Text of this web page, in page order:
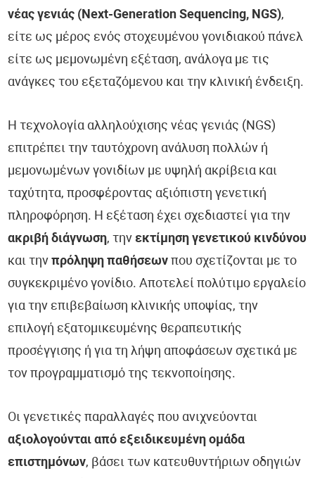
νέας γενιάς (Next-Generation Sequencing, NGS),
είτε ως μέρος ενός στοχευμένου γονιδιακού πάνελ
είτε ως μεμονωμένη εξέταση, ανάλογα με τις
ανάγκες του εξεταζόμενου και την κλινική ένδειξη.
Η τεχνολογία αλληλούχισης νέας γενιάς (NGS)
επιτρέπει την ταυτόχρονη ανάλυση πολλών ή
μεμονωμένων γονιδίων με υψηλή ακρίβεια και
ταχύτητα, προσφέροντας αξιόπιστη γενετική
πληροφόρηση. Η εξέταση έχει σχεδιαστεί για την
ακριβή διάγνωση, τηνεκτίμηση γενετικού κινδύνου
και τηνπρόληψη παθήσεων που σχετίζονται με το
συγκεκριμένο γονίδιο. Αποτελεί πολύτιμο εργαλείο
για την επιβεβαίωση κλινικής υποψίας, την
επιλογή εξατομικευμένης θεραπευτικής
προσέγγισης ή για τη λήψη αποφάσεων σχετικά με
τον προγραμματισμό της τεκνοποίησης.
Οι γενετικές παραλλαγές που ανιχνεύονται
αξιολογούνται από εξειδικευμένη ομάδα
επιστημόνων, βάσει των κατευθυντήριων οδηγιών